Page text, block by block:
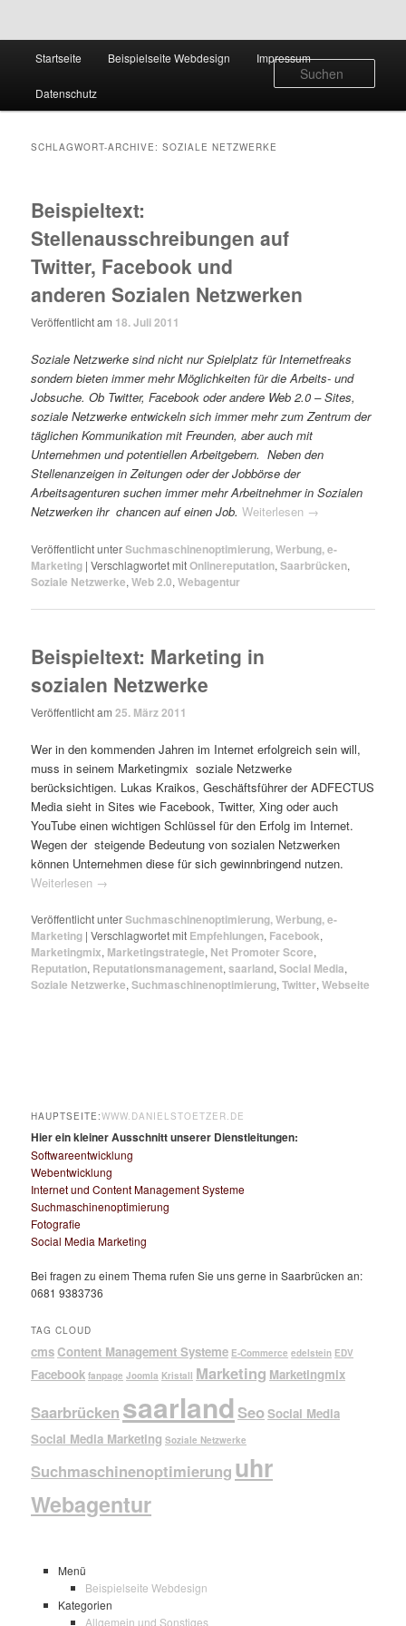
Zum
Inhalt
Zum
sekundären
Startseite Beispielseite Webdesign Impressum
Datenschutz
SCHLAGWORT-ARCHIVE:SOZIALE NETZWERKE
Beispieltext:
Stellenausschreibungen auf
Twitter, Facebook und
anderen Sozialen Netzwerken
Veröffentlicht am 18. Juli 2011
Soziale Netzwerke sind nicht nur Spielplatz für Internetfreaks
sondern bieten immer mehr Möglichkeiten für die Arbeits- und
Jobsuche. Ob Twitter, Facebook oder andere Web 2.0 – Sites,
soziale Netzwerke entwickeln sich immer mehr zum Zentrum der
täglichen Kommunikation mit Freunden, aber auch mit
Unternehmen und potentiellen Arbeitgebern. Neben den
Stellenanzeigen in Zeitungen oder der Jobbörse der
Arbeitsagenturen suchen immer mehr Arbeitnehmer in Sozialen
Netzwerken ihr chancen auf einen Job. Weiterlesen →
Veröffentlicht unterSuchmaschinenoptimierung, Werbung, e-
Marketing |Verschlagwortet mitOnlinereputation,Saarbrücken,
Soziale Netzwerke,Web 2.0,Webagentur
Beispieltext: Marketing in
sozialen Netzwerke
Veröffentlicht am25. März 2011
Wer in den kommenden Jahren im Internet erfolgreich sein will,
muss in seinem Marketingmix soziale Netzwerke
berücksichtigen. Lukas Kraikos, Geschäftsführer der ADFECTUS
Media sieht in Sites wie Facebook, Twitter, Xing oder auch
YouTube einen wichtigen Schlüssel für den Erfolg im Internet.
Wegen der steigende Bedeutung von sozialen Netzwerken
können Unternehmen diese für sich gewinnbringend nutzen.
Weiterlesen →
Veröffentlicht unterSuchmaschinenoptimierung, Werbung, e-
Marketing |Verschlagwortet mit Empfehlungen, Facebook,
Marketingmix, Marketingstrategie, Net Promoter Score,
Reputation, Reputationsmanagement,saarland,Social Media,
Soziale Netzwerke,Suchmaschinenoptimierung,Twitter,Webseite
HAUPTSEITE:WWW.DANIELSTOETZER.DE
Hier ein kleiner Ausschnitt unserer Dienstleitungen:
Softwareentwicklung
Webentwicklung
Internet und Content Management Systeme
Suchmaschinenoptimierung
Fotografie
Social Media Marketing
Bei fragen zu einem Thema rufen Sie uns gerne in Saarbrücken an:
0681 9383736
TAG CLOUD
cmsContent Management Systeme E-Commerce edelstein EDV
Facebook fanpage Joomla Kristall Marketing Marketingmix
Saarbrücken saarland SeoSocial Media
Social Media Marketing Soziale Netzwerke
Suchmaschinenoptimierung uhr
Webagentur
Menü
Beispielseite Webdesign
Kategorien
Allgemein und Sonstiges